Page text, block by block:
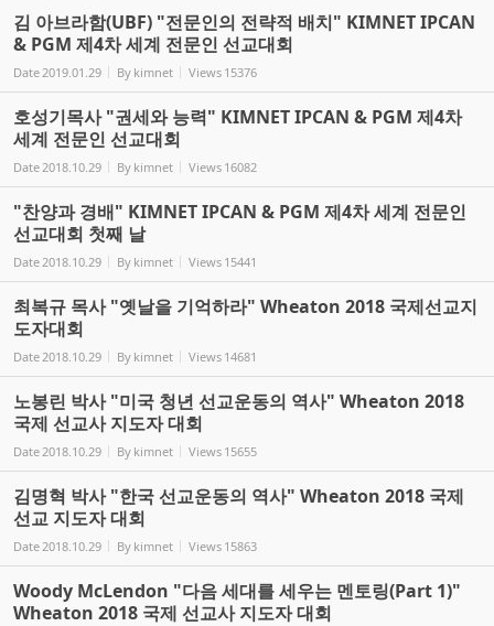
김 아브라함(UBF) "전문인의 전략적 배치" KIMNET IPCAN
& PGM 제4차 세계 전문인 선교대회
Date2019.01.29 By kimnet Views 15376
호성기목사 "권세와 능력" KIMNET IPCAN & PGM 제4차
세계 전문인 선교대회
Date2018.10.29 By kimnet Views 16082
"찬양과 경배" KIMNET IPCAN & PGM 제4차 세계 전문인
선교대회 첫째 날
Date2018.10.29 By kimnet Views 15441
최복규 목사 "옛날을 기억하라" Wheaton 2018 국제선교지
도자대회
Date2018.10.29 By kimnet Views 14681
노봉린 박사 "미국 청년 선교운동의 역사" Wheaton 2018
국제 선교사 지도자 대회
Date2018.10.29 By kimnet Views 15655
김명혁 박사 "한국 선교운동의 역사" Wheaton 2018 국제
선교 지도자 대회
Date2018.10.29 By kimnet Views 15863
Woody McLendon "다음 세대를 세우는 멘토링(Part 1)"
Wheaton 2018 국제 선교사 지도자 대회